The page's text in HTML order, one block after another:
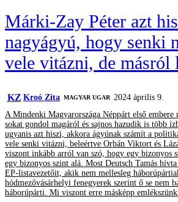
Márki-Zay Péter azt
nagyágyú, hogy senki
vele vitázni, de másról
KZ Kroó Zita MAGYAR UGAR 2024 április 9.
A Mindenki Magyarországa Néppárt első embere
sokat gondol magáról és sajnos hazudik is több
ugyanis azt hiszi, akkora ágyúnak számít a
vele senki vitázni, beleértve Orbán Viktort és
viszont inkább arról van szó, hogy egy bizonyos
egy bizonyos szint alá. Most Deutsch Tamás
EP-listavezetőit, akik nem mellesleg
hódmezővásárhelyi fenegyerek szerint ő se nem
háborúpárti. Mi viszont erre másképp